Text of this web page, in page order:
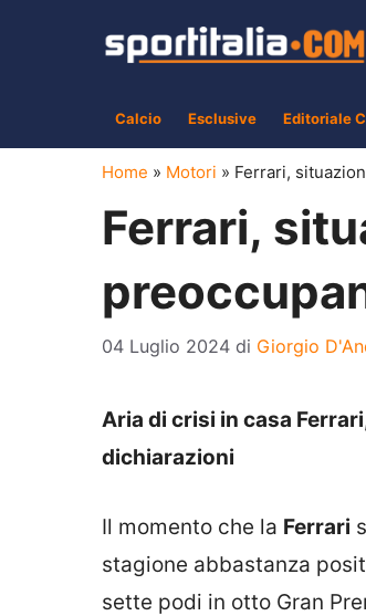
Calcio Esclusive Editoriale
Home » Motori » Ferrari,
Ferrari,
04 Luglio 2024 di Giorgio
Aria di crisi in casa
dichiarazioni
Il momento che la Ferrari
stagione abbastanza
sette podi in otto Gran